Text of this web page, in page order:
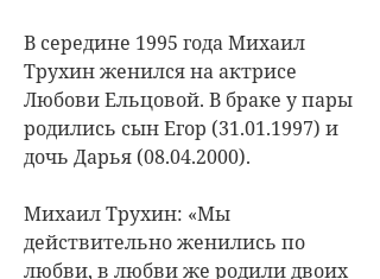
В середине 1995 года Михаил
Трухин женился на актрисе
Любови Ельцовой. В браке у пары
родились сын Егор (31.01.1997) и
дочь Дарья (08.04.2000).
Михаил Трухин: «Мы
действительно женились по
любви, в любви же родили двоих